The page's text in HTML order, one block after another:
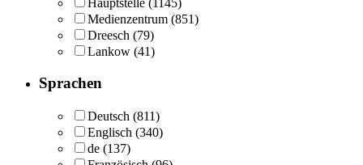
Hauptstelle (1145)
Medienzentrum (851)
Dreesch (79)
Lankow (41)
Sprachen
Deutsch (811)
Englisch (340)
de (137)